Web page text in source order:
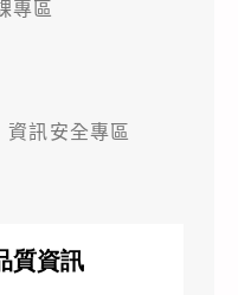
專區
資訊安全專區